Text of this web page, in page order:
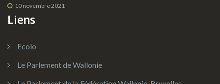
10 novembre 2021
Liens
Ecolo
Le Parlement de Wallonie